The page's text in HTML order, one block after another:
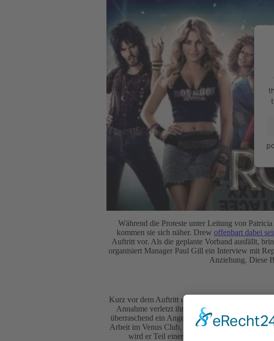
Während die Proteste unter Leitung von
kommen sie sich näher. Drew offenbart dabei
Auftritt vor. Als die geplante Vorband ausfällt,
organisiert Manager Paul Gill ein Interview mit
Anziehung. Diese
Kurz vor dem Auftritt entstehen
Annahme verletzt ihn und beeinflusst seine
überraschend ein Angebot von Paul Gill und
Arbeit im Venus Club, entscheidet sich jedoch
wird er Teil einer kommerziellen Gruppe.